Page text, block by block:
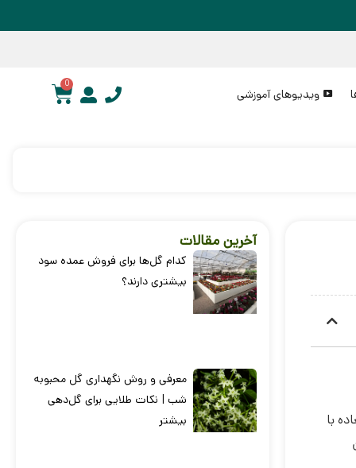
ویدیوهای آموزشی
0
با
آخرین مقالات
کدام گل‌ها برای فروش عمده سود
بیشتری دارند؟
معرفی و روش نگهداری گل محبوبه
شب | نکات طلایی برای گل‌دهی
بیشتر